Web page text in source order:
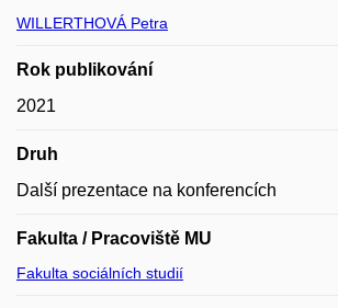
WILLERTHOVÁ Petra
Rok publikování
2021
Druh
Další prezentace na konferencích
Fakulta / Pracoviště MU
Fakulta sociálních studií